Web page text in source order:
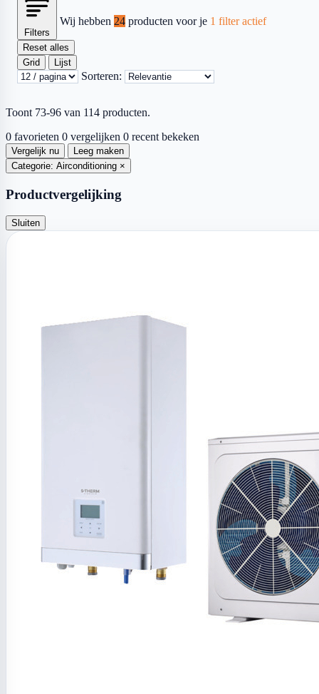
Filters
Wij hebben 24 producten voor je 1 filter actief
Reset alles
Grid
Lijst
Sorteren:
Toont 73-96 van 114 producten.
0 favorieten 0 vergelijken 0 recent bekeken
Vergelijk nu
Leeg maken
Categorie: Airconditioning ×
Productvergelijking
Sluiten